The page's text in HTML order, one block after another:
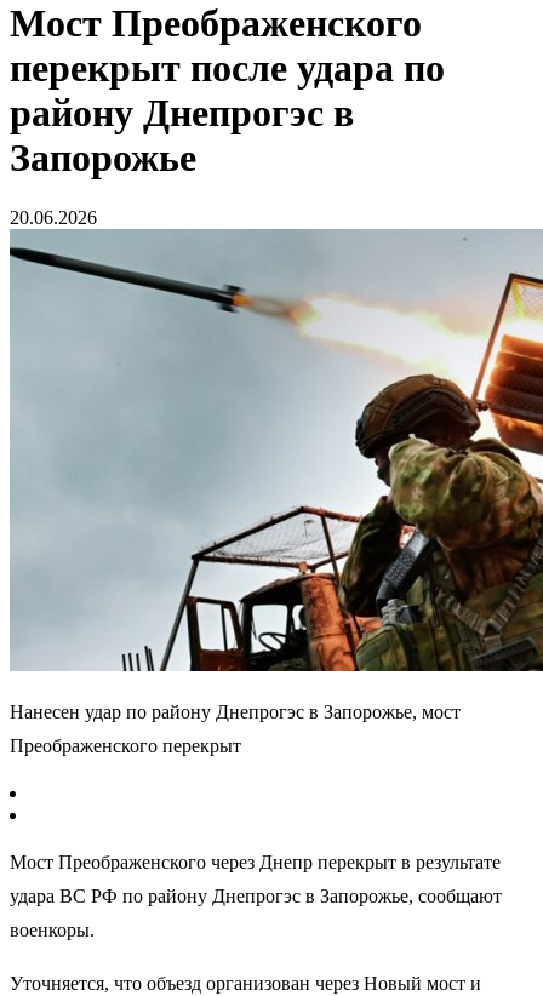
Мост Преображенского
перекрыт после удара по
району Днепрогэс в
Запорожье
20.06.2026
Нанесен удар по району Днепрогэс в Запорожье, мост
Преображенского перекрыт
Мост Преображенского через Днепр перекрыт в результате
удара ВС РФ по району Днепрогэс в Запорожье, сообщают
военкоры.
Уточняется, что объезд организован через Новый мост и